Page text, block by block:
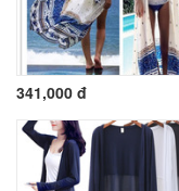
341,000 đ